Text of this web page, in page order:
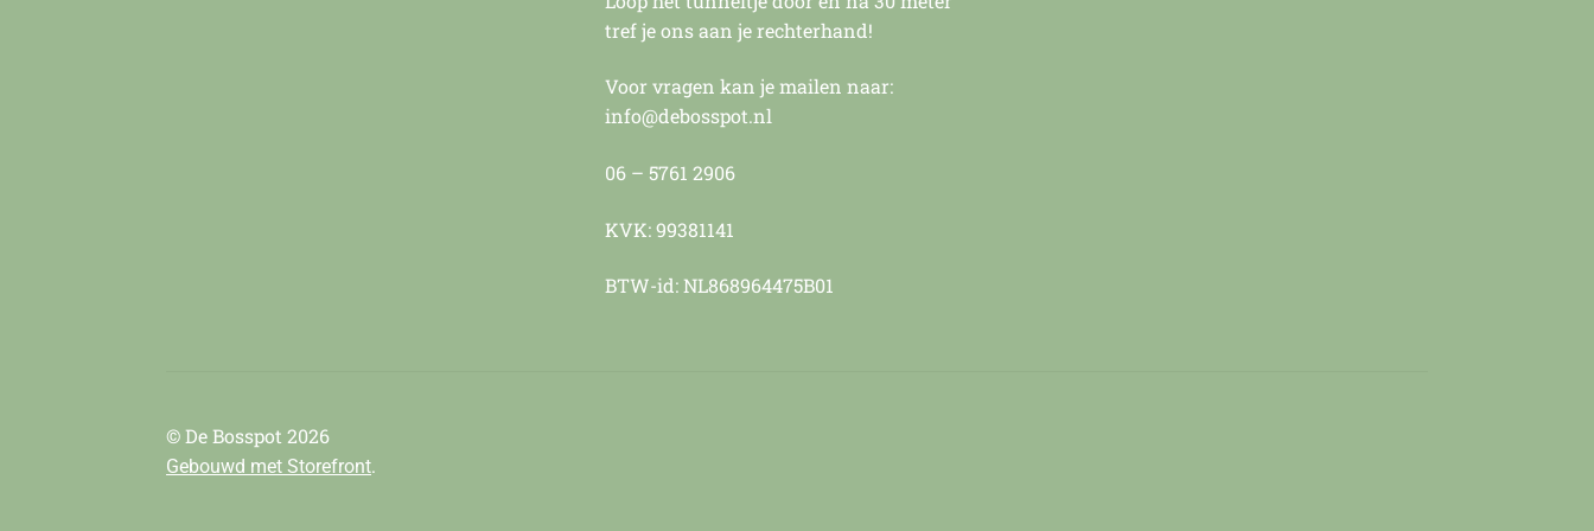
tref je ons aan je rechterhand!
Voor vragen kan je mailen naar:
info@debosspot.nl
06 – 5761 2906
KVK: 99381141
BTW-id: NL868964475B01
© De Bosspot 2026
Gebouwd met Storefront.